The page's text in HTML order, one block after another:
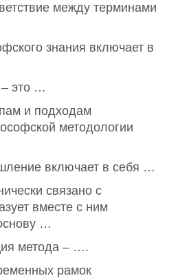
между терминами
знания включает в
это …
и подходам
методологии
включает в себя …
связано с
вместе с ним
…
метода – ….
рамок